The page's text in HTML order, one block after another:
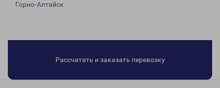
Горно-Алтайск
Рассчитать и заказать перевозку